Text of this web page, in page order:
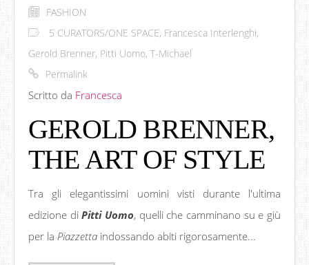
FASHION
5 CURATORS/ONE SPACE, Francesca Interlenghi,
Gerold Brenner, Pitti Uomo, T-Michael
Permalink
Scritto da Francesca
GEROLD BRENNER,
THE ART OF STYLE
Tra gli elegantissimi uomini visti durante l'ultima
edizione diPitti Uomo, quelli che camminano su e giù
per la Piazzetta indossando abiti rigorosamente...